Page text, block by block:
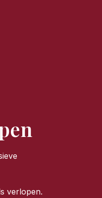
verlopen.